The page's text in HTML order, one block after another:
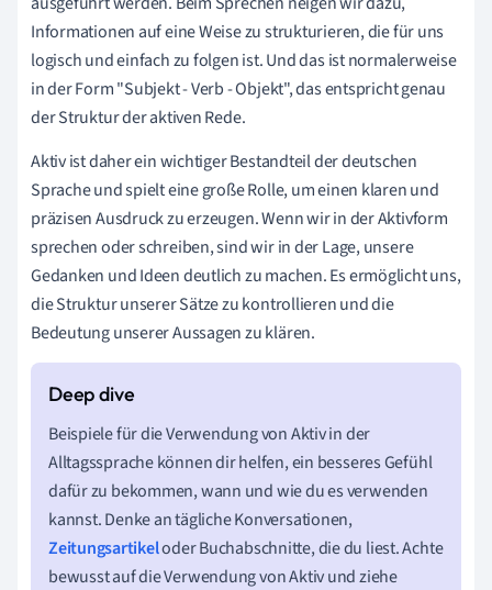
Informationen auf eine Weise zu strukturieren, die für uns
logisch und einfach zu folgen ist. Und das ist normalerweise
in der Form "Subjekt - Verb - Objekt", das entspricht genau
der Struktur der aktiven Rede.
Aktiv ist daher ein wichtiger Bestandteil der deutschen
Sprache und spielt eine große Rolle, um einen klaren und
präzisen Ausdruck zu erzeugen. Wenn wir in der Aktivform
sprechen oder schreiben, sind wir in der Lage, unsere
Gedanken und Ideen deutlich zu machen. Es ermöglicht uns,
die Struktur unserer Sätze zu kontrollieren und die
Bedeutung unserer Aussagen zu klären.
Beispiele für die Verwendung von Aktiv in der
Alltagssprache können dir helfen, ein besseres Gefühl
dafür zu bekommen, wann und wie du es verwenden
kannst. Denke an tägliche Konversationen,
Zeitungsartikeloder Buchabschnitte, die du liest. Achte
bewusst auf die Verwendung von Aktiv und ziehe